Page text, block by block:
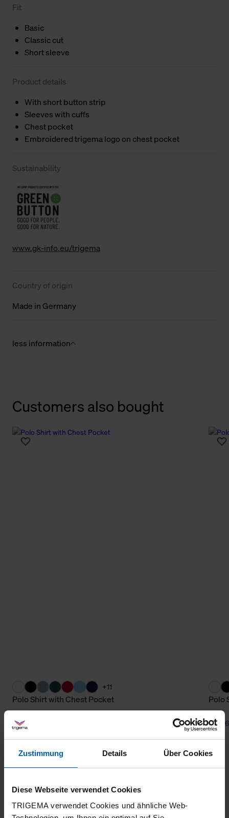
Zustimmung Details Über Cookies
Diese Webseite verwendet Cookies
TRIGEMA verwendet Cookies und ähnliche Web-
Fit
Basic
Classic cut
Short sleeve
Product details
With short button strip
Sleeves with cuffs
Chest pocket
Embroidered trigema logo on chest pocket
Sustainability
www.gk-info.eu/trigema
Country of origin
Made in Germany
less information
Customers also bought
+11
Polo Shirt with Chest Pocket
from 65,80 €
Polo
from